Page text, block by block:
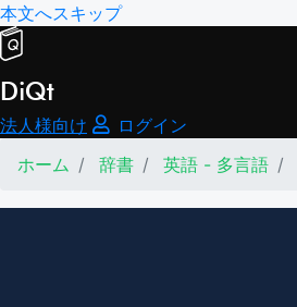
本文へスキップ
DiQt
法人様向け
ログイン
ホーム
辞書 英語 - 多言語